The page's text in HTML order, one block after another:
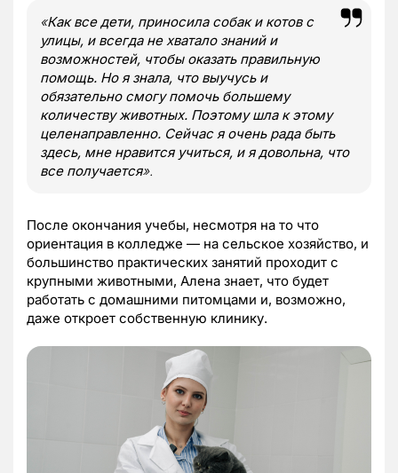
«Как все дети, приносила собак и котов с
улицы, и всегда не хватало знаний и
возможностей, чтобы оказать правильную
помощь. Но я знала, что выучусь и
обязательно смогу помочь большему
количеству животных. Поэтому шла к этому
целенаправленно. Сейчас я очень рада быть
здесь, мне нравится учиться, и я довольна, что
все получается».
После окончания учебы, несмотря на то что
ориентация в колледже — на сельское хозяйство, и
большинство практических занятий проходит с
крупными животными, Алена знает, что будет
работать с домашними питомцами и, возможно,
даже откроет собственную клинику.